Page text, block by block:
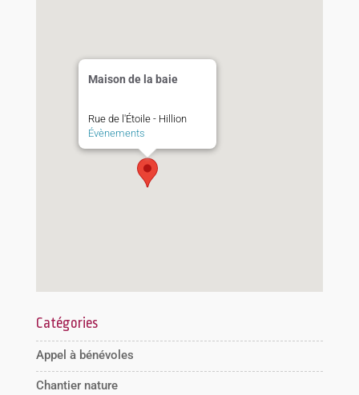
Maison de la baie
Rue de l'Étoile - Hillion
Évènements
Catégories
Appel à bénévoles
Chantier nature